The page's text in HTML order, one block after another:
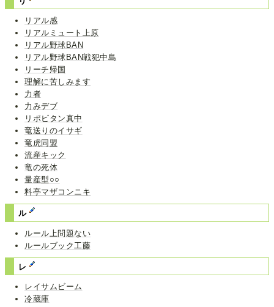
リアル感
リアルミュート上原
リアル野球BAN
リアル野球BAN戦犯中島
リーチ帰国
理解に苦しみます
力者
力みデブ
リポビタン真中
竜送りのイサギ
竜虎同盟
流産キック
竜の死体
量産型○○
料亭マザコンニキ
ル
ルール上問題ない
ルールブック工藤
レ
レイサムビーム
冷蔵庫